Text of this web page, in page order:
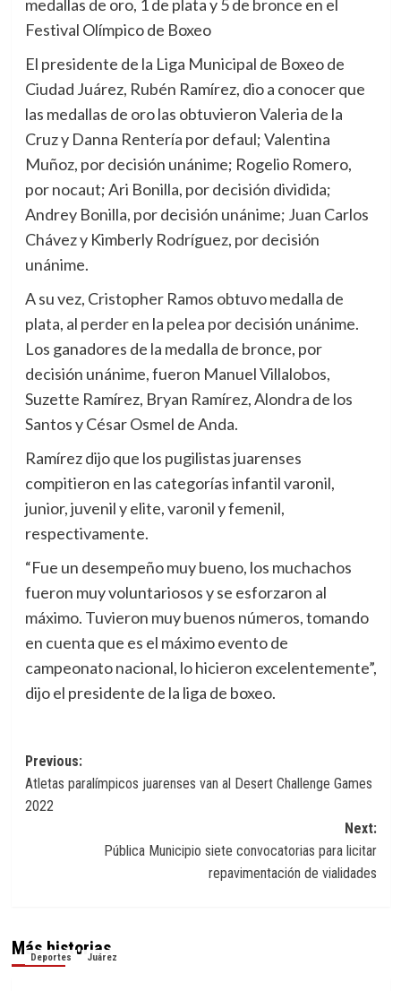
medallas de oro, 1 de plata y 5 de bronce en el
Festival Olímpico de Boxeo
El presidente de la Liga Municipal de Boxeo de
Ciudad Juárez, Rubén Ramírez, dio a conocer que
las medallas de oro las obtuvieron Valeria de la
Cruz y Danna Rentería por defaul; Valentina
Muñoz, por decisión unánime; Rogelio Romero,
por nocaut; Ari Bonilla, por decisión dividida;
Andrey Bonilla, por decisión unánime; Juan Carlos
Chávez y Kimberly Rodríguez, por decisión
unánime.
A su vez, Cristopher Ramos obtuvo medalla de
plata, al perder en la pelea por decisión unánime.
Los ganadores de la medalla de bronce, por
decisión unánime, fueron Manuel Villalobos,
Suzette Ramírez, Bryan Ramírez, Alondra de los
Santos y César Osmel de Anda.
Ramírez dijo que los pugilistas juarenses
compitieron en las categorías infantil varonil,
junior, juvenil y elite, varonil y femenil,
respectivamente.
“Fue un desempeño muy bueno, los muchachos
fueron muy voluntariosos y se esforzaron al
máximo. Tuvieron muy buenos números, tomando
en cuenta que es el máximo evento de
campeonato nacional, lo hicieron excelentemente”,
dijo el presidente de la liga de boxeo.
Navegación
de
Previous:
Atletas paralímpicos juarenses van al Desert Challenge Games
2022
Next:
Pública Municipio siete convocatorias para licitar
repavimentación de vialidades
Más historias
Deportes Juárez